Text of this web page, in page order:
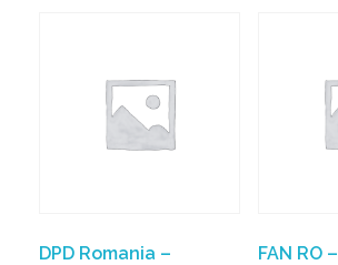
DPD Romania –
FAN RO